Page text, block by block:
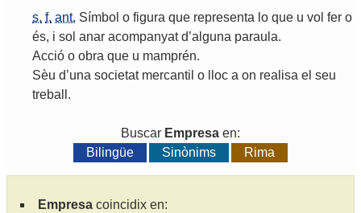
s. f. ant. Símbol o figura que representa lo que u vol fer o
és, i sol anar acompanyat d’alguna paraula.
Acció o obra que u mamprén.
Sèu d’una societat mercantil o lloc a on realisa el seu
treball .
Buscar Empresa en:
Bilingüe
Sinònims Rima
Empresa coincidix en: